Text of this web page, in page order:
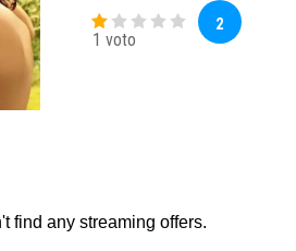
1 voto
2